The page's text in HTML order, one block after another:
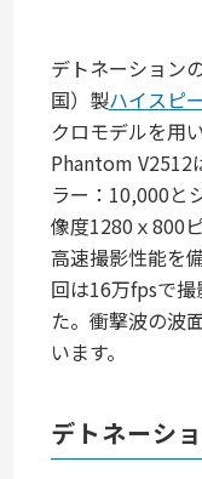
デトネーション
国）製ハイスピ
クロモデルを用
Phantom V2512
ラー：10,000と
像度1280ｘ800
高速撮影性能を
回は16万fpsで
た。衝撃波の波
います。
デトネーシ